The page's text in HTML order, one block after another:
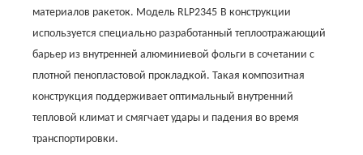
материалов ракеток. Модель RLP2345 В конструкции
используется специально разработанный теплоотражающий
барьер из внутренней алюминиевой фольги в сочетании с
плотной пенопластовой прокладкой. Такая композитная
конструкция поддерживает оптимальный внутренний
тепловой климат и смягчает удары и падения во время
транспортировки.